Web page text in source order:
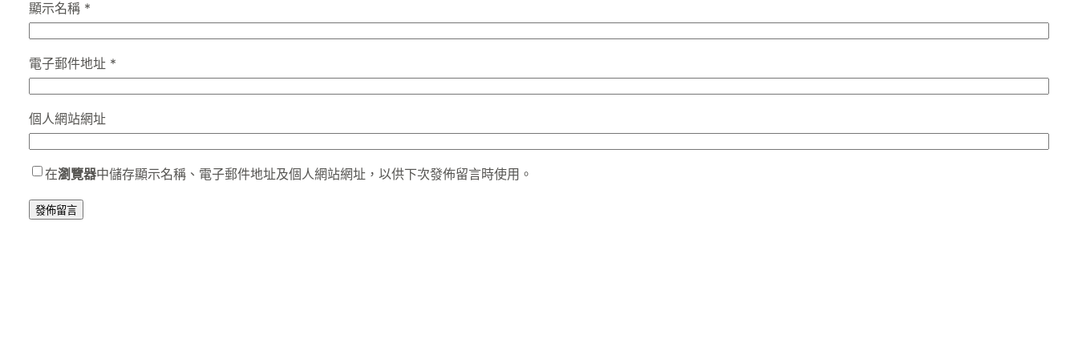
顯示名稱 *
電子郵件地址 *
個人網站網址
在瀏覽器中儲存顯示名稱、電子郵件地址及個人網站網址，以供下次發佈留言時使用。